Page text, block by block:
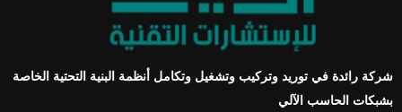
شركة رائدة في توريد وتركيب وتشغيل وتكامل أنظمة البنية التحتية الخاصة
بشبكات الحاسب الآلي